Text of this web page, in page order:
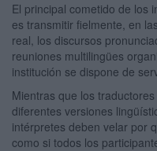
El principal cometido de los
es transmitir fielmente, en
real, los discursos
reuniones multilingües
institución se dispone de
Mientras que los
diferentes versiones
intérpretes deben velar por
como si todos los